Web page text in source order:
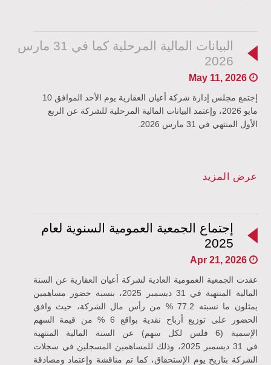
البيانات المالية المرحلية كما في 31 مارس
2026
May 11, 2026
إجتمع مجلس إدارة شركة أعيان العقارية يوم الأحد الموافق 10
مايو 2026، وإعتمد البيانات المالية المرحلية للشركة عن الربع
الأول المنتهي في 31 مارس 2026.
عرض المزيد
إجتماع الجمعية العمومية السنوية لعام
2025
Apr 21, 2026
عقدت الجمعية العمومية العادية لشركة أعيان العقارية عن السنة
المالية المنتهية في 31 ديسمبر 2025، بنسبة حضور مساهمين
يمثلون ما نسبته 77.2 % من رأس مال الشركة، حيث وافق
الحضور على توزيع أرباح نقدية بواقع 6 % من قيمة السهم
الإسمية (6 فلس لكل سهم) عن السنة المالية المنتهية
في 31
ديسمبر 2025، وذلك للمساهمين المسجلين في سجلات
الشركة بتاريخ يوم الإستحقاق، كما تم مناقشة وإعتماد ومصادقة